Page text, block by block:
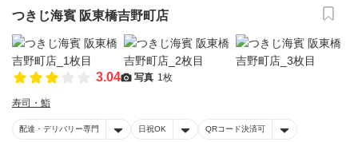
つきじ海賓 阪東橋吉野町店
3.04 写真 1枚
寿司・鮨
配達・デリバリー専門 日祝OK QRコード決済可